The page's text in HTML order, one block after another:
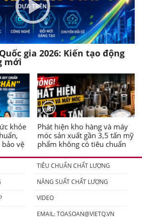
gia 2026: Kiến tạo động
mới
khỏe
bảo vệ
Phát hiện kho hàng và máy
móc sản xuất gần 3,5 tấn mỹ
phẩm không có tiêu chuẩn
TIÊU CHUẨN CHẤT LƯỢNG
NĂNG SUẤT CHẤT LƯỢNG
VIDEO
EMAIL:TOASOAN@VIETQ.VN